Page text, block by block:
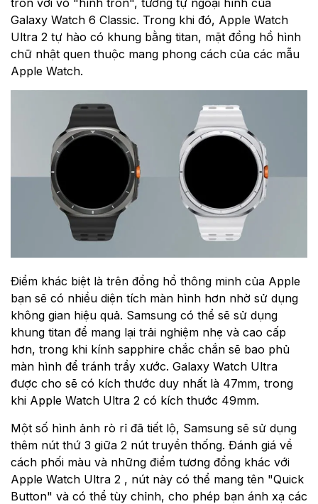
tròn với vỏ "hình tròn", tương tự ngoại hình của
Galaxy Watch 6 Classic. Trong khi đó, Apple Watch
Ultra 2 tự hào có khung bằng titan, mặt đồng hồ hình
chữ nhật quen thuộc mang phong cách của các mẫu
Apple Watch.
Điểm khác biệt là trên đồng hồ thông minh của Apple
bạn sẽ có nhiều diện tích màn hình hơn nhờ sử dụng
không gian hiệu quả. Samsung có thể sẽ sử dụng
khung titan để mang lại trải nghiệm nhẹ và cao cấp
hơn, trong khi kính sapphire chắc chắn sẽ bao phủ
màn hình để tránh trầy xước. Galaxy Watch Ultra
được cho sẽ có kích thước duy nhất là 47mm, trong
khi Apple Watch Ultra 2 có kích thước 49mm.
Một số hình ảnh rò rỉ đã tiết lộ, Samsung sẽ sử dụng
thêm nút thứ 3 giữa 2 nút truyền thống. Đánh giá về
cách phối màu và những điểm tương đồng khác với
Apple Watch Ultra 2 , nút này có thể mang tên "Quick
Button" và có thể tùy chỉnh, cho phép bạn ánh xạ các